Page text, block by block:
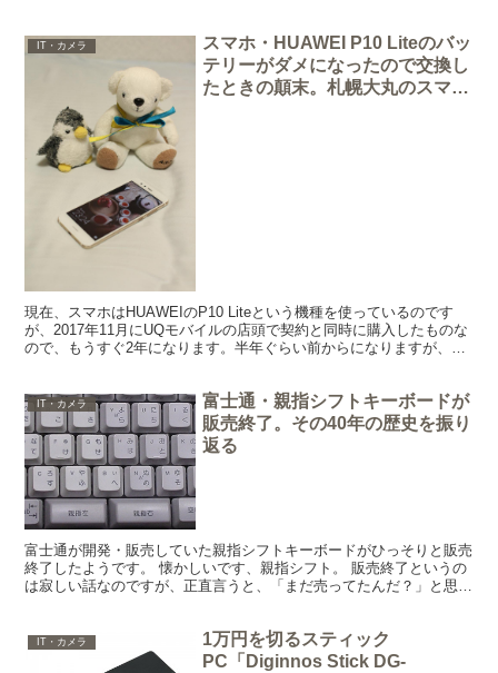
IT・カメラ
スマホ・HUAWEI P10 Liteのバッ
テリーがダメになったので交換し
たときの顛末。札幌大丸のスマホ
現在、スマホはHUAWEIのP10 Liteという機種を使っているのです
が、2017年11月にUQモバイルの店頭で契約と同時に購入したものな
ので、もうすぐ2年になります。半年ぐらい前からになりますが、バ
IT・カメラ
富士通・親指シフトキーボードが
販売終了。その40年の歴史を振り
返る
富士通が開発・販売していた親指シフトキーボードがひっそりと販売
終了したようです。 懐かしいです、親指シフト。 販売終了というの
は寂しい話なのですが、正直言うと、「まだ売ってたんだ？」と思っ
IT・カメラ
1万円を切るスティック
PC「Diginnos Stick DG-